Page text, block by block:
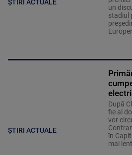
ȘTIRI ACTUALE
un
stadiul
ȘTIRI ACTUALE
După
fie al
vor
în
mai